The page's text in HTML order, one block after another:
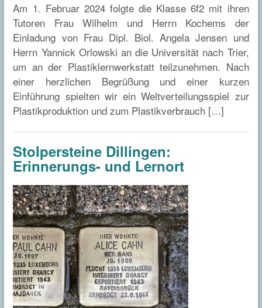
Am 1. Februar 2024 folgte die Klasse 6f2 mit ihren
Tutoren Frau Wilhelm und Herrn Kochems der
Einladung von Frau Dipl. Biol. Angela Jensen und
Herrn Yannick Orlowski an die Universität nach Trier,
um an der Plastiklernwerkstatt teilzunehmen. Nach
einer herzlichen Begrüßung und einer kurzen
Einführung spielten wir ein Weltverteilungsspiel zur
Plastikproduktion und zum Plastikverbrauch […]
Stolpersteine Dillingen:
Erinnerungs- und Lernort